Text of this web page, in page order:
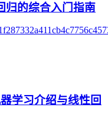
归的综合入门指南
学习介绍与线性回